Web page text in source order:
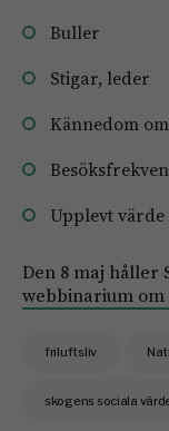
Buller
Stigar, leder
Kännedom
Upplevt värde
Den 8 maj håller
webbinarium
friluftsliv
skogens sociala